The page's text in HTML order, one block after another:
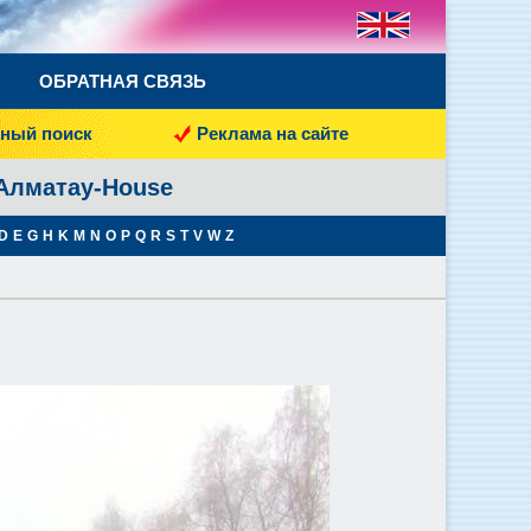
ОБРАТНАЯ СВЯЗЬ
поиск Реклама на сайте
House
E G H K M N O P Q R S T V W Z